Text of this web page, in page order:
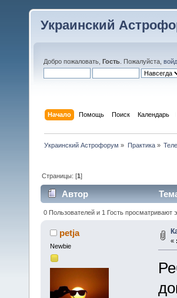
Украинский
Добро пожаловать, Гость . Пожалуйста,
Начало Помощь Поиск Календарь
Украинский Астрофорум » Практика»
Страницы: [1]
Автор
0 Пользователей и 1 Гость просматривают
petja
Newbie
« :